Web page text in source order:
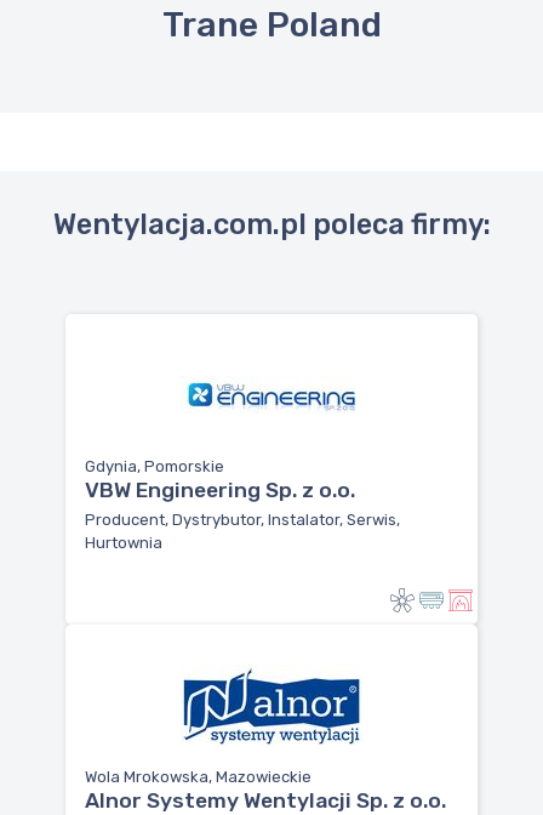
Trane Poland
Wentylacja.com.pl poleca firmy:
Gdynia, Pomorskie
VBW Engineering Sp. z o.o.
Producent, Dystrybutor, Instalator, Serwis,
Hurtownia
Wola Mrokowska, Mazowieckie
Alnor Systemy Wentylacji Sp. z o.o.